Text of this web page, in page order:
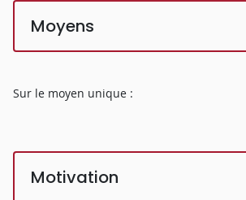
Moyens
Sur le moyen unique :
Motivation